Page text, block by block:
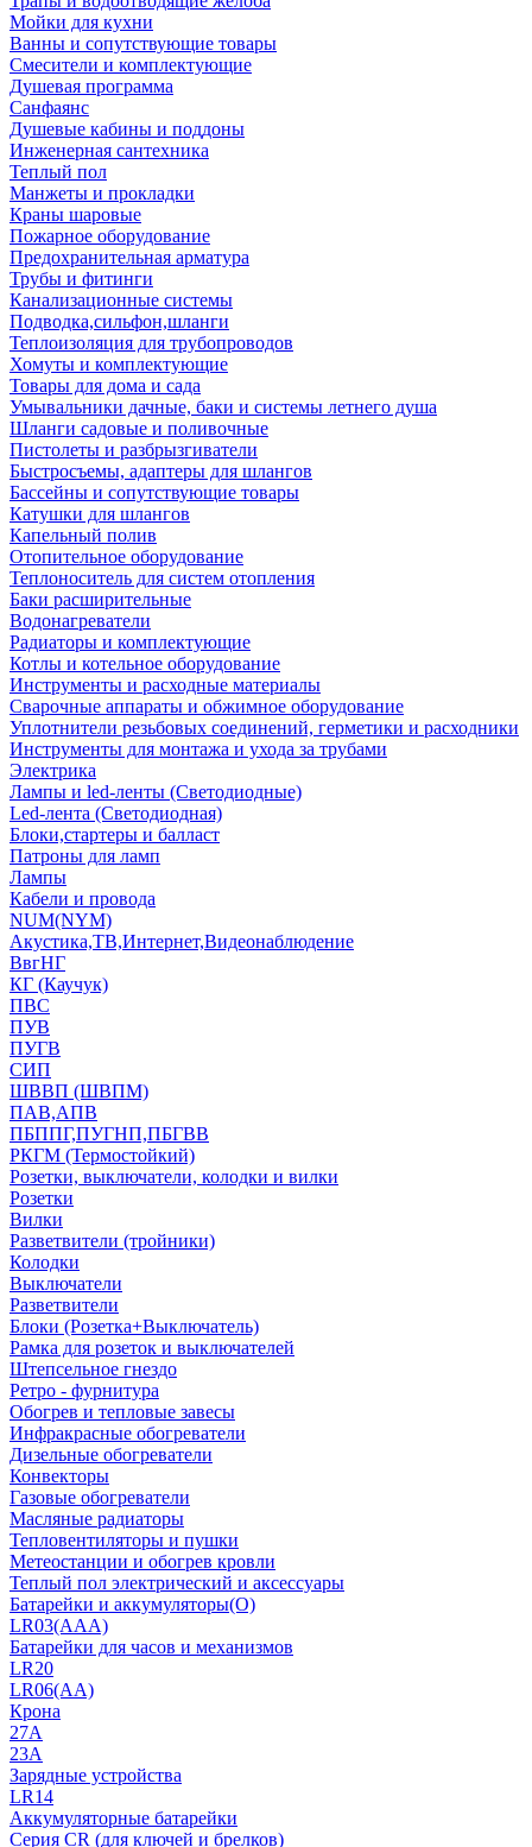
Мойки для кухни
Ванны и сопутствующие товары
Смесители и комплектующие
Душевая программа
Санфаянс
Душевые кабины и поддоны
Инженерная сантехника
Теплый пол
Манжеты и прокладки
Краны шаровые
Пожарное оборудование
Предохранительная арматура
Трубы и фитинги
Канализационные системы
Подводка,сильфон,шланги
Теплоизоляция для трубопроводов
Хомуты и комплектующие
Товары для дома и сада
Умывальники дачные, баки и системы летнего душа
Шланги садовые и поливочные
Пистолеты и разбрызгиватели
Быстросъемы, адаптеры для шлангов
Бассейны и сопутствующие товары
Катушки для шлангов
Капельный полив
Отопительное оборудование
Теплоноситель для систем отопления
Баки расширительные
Водонагреватели
Радиаторы и комплектующие
Котлы и котельное оборудование
Инструменты и расходные материалы
Сварочные аппараты и обжимное оборудование
Уплотнители резьбовых соединений, герметики и расходники
Инструменты для монтажа и ухода за трубами
Электрика
Лампы и led-ленты (Светодиодные)
Led-лента (Светодиодная)
Блоки,стартеры и балласт
Патроны для ламп
Лампы
Кабели и провода
NUM(NYM)
Акустика,ТВ,Интернет,Видеонаблюдение
ВвгНГ
КГ (Каучук)
ПВС
ПУВ
ПУГВ
СИП
ШВВП (ШВПМ)
ПАВ,АПВ
ПБППГ,ПУГНП,ПБГВВ
РКГМ (Термостойкий)
Розетки, выключатели, колодки и вилки
Розетки
Вилки
Разветвители (тройники)
Колодки
Выключатели
Разветвители
Блоки (Розетка+Выключатель)
Рамка для розеток и выключателей
Штепсельное гнездо
Ретро - фурнитура
Обогрев и тепловые завесы
Инфракрасные обогреватели
Дизельные обогреватели
Конвекторы
Газовые обогреватели
Масляные радиаторы
Тепловентиляторы и пушки
Метеостанции и обогрев кровли
Теплый пол электрический и аксессуары
Батарейки и аккумуляторы(О)
LR03(AAA)
Батарейки для часов и механизмов
LR20
LR06(AA)
Крона
27A
23A
Зарядные устройства
LR14
Аккумуляторные батарейки
Серия CR (для ключей и брелков)